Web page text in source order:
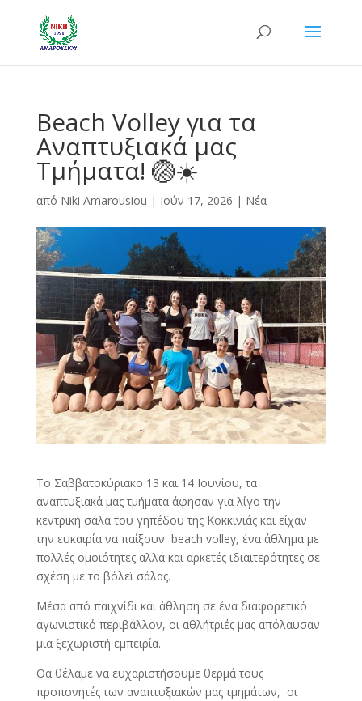
Beach Volley για τα
Αναπτυξιακά μας
Τμήματα! 🏐☀️
από Niki Amarousiou | Ιούν 17, 2026 | Νέα
Το Σαββατοκύριακο 13 και 14 Ιουνίου, τα
αναπτυξιακά μας τμήματα άφησαν για λίγο την
κεντρική σάλα του γηπέδου της Κοκκινιάς και είχαν
την ευκαιρία να παίξουν beach volley, ένα άθλημα με
πολλές ομοιότητες αλλά και αρκετές ιδιαιτερότητες σε
σχέση με το βόλεϊ σάλας.
Μέσα από παιχνίδι και άθληση σε ένα διαφορετικό
αγωνιστικό περιβάλλον, οι αθλήτριές μας απόλαυσαν
μια ξεχωριστή εμπειρία.
Θα θέλαμε να ευχαριστήσουμε θερμά τους
προπονητές των αναπτυξιακών μας τμημάτων, οι